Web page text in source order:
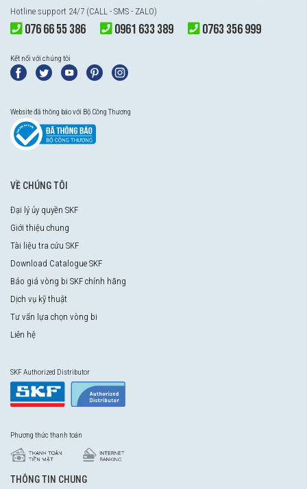
Hotline support 24/7 (CALL - SMS - ZALO)
076 66 55 386 0961 633 389 0763 356 999
Kết nối với chúng tôi
Website đã thông báo với Bộ Công Thương
VỀ CHÚNG TÔI
Đại lý ủy quyền SKF
Giới thiệu chung
Tài liệu tra cứu SKF
Download Catalogue SKF
Báo giá vòng bi SKF chính hãng
Dịch vụ kỹ thuật
Tư vấn lựa chọn vòng bi
Liên hệ
SKF Authorized Distributor
Phương thức thanh toán
THÔNG TIN CHUNG